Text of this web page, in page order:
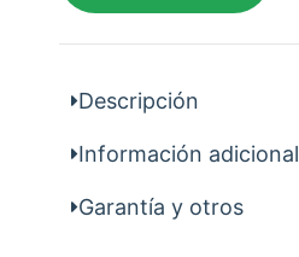
Descripción
Información adicional
Garantía y otros